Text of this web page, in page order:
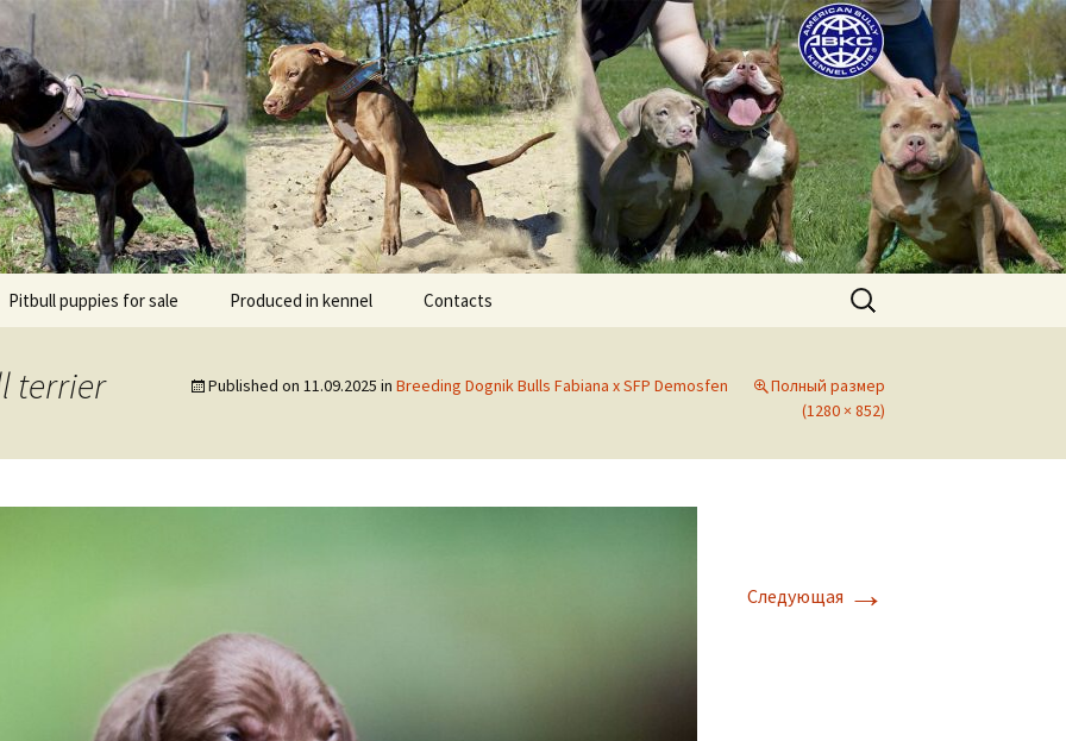
BULLS Europe. ADBA registered. APBT puppies for sale. Worldwide shipping
Pitbull puppies for sale Produced in kennel Contacts
Найти:
terrier Published on 11.09.2025 in Breeding Dognik Bulls Fabiana x SFP Demosfen
Полный размер
(1280 × 852)
Следующая →